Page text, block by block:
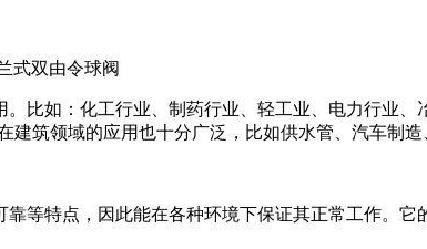
比如：化工行业、制药行业、轻工业、电力行业、
筑领域的应用也十分广泛，比如供水管、汽车制造
等特点，因此能在各种环境下保证其正常工作。